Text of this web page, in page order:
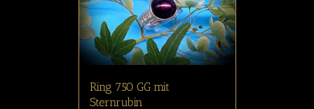
Ring 750 GG mit
Sternrubin